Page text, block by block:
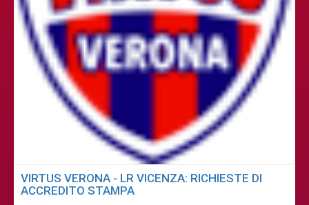
VIRTUS VERONA - LR VICENZA: RICHIESTE DI
ACCREDITO STAMPA